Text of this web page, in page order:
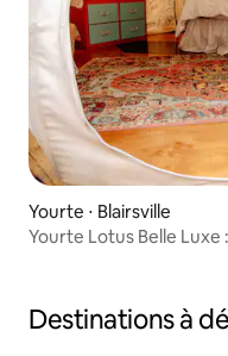
Yourte ⋅ Blairsville
Yourte Lotus Belle
Destinations à